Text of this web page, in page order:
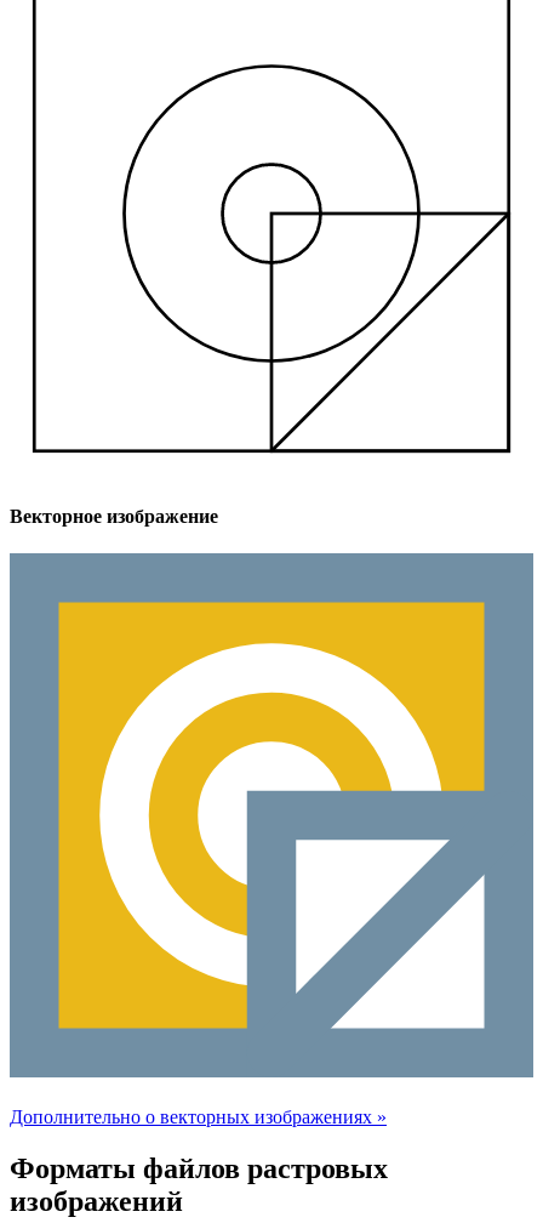
Векторное изображение
Дополнительно о векторных изображениях »
Форматы файлов растровых
изображений